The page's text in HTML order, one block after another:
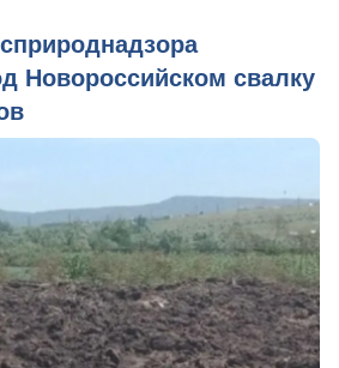
Новороссийском свалку